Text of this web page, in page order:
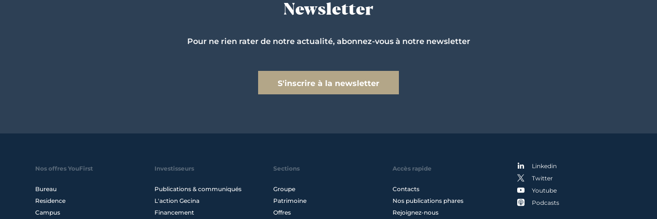
Newsletter
Pour ne rien rater de notre actualité, abonnez-vous à notre newsletter
S'inscrire à la newsletter
Nos offres YouFirst
Bureau
Residence
Campus
Investisseurs
Publications & communiqués
L'action Gecina
Financement
Sections
Groupe
Patrimoine
Offres
Accès rapide
Contacts
Nos publications phares
Rejoignez-nous
Linkedin
Twitter
Youtube
Podcasts